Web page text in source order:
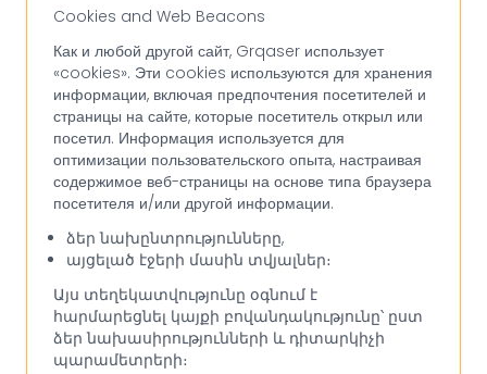
Cookies and Web Beacons
Как и любой другой сайт, Grqaser использует
«cookies». Эти cookies используются для хранения
информации, включая предпочтения посетителей и
страницы на сайте, которые посетитель открыл или
посетил. Информация используется для
оптимизации пользовательского опыта, настраивая
содержимое веб-страницы на основе типа браузера
посетителя и/или другой информации.
ձեր նախընտրությունները,
այցելած էջերի մասին տվյալներ։
Այս տեղեկատվությունը օգնում է
հարմարեցնել կայքի բովանդակությունը՝ ըստ
ձեր նախասիրությունների և դիտարկիչի
պարամետրերի։